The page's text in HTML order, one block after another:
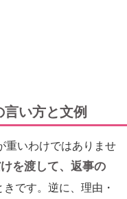
い方と文例
重いわけではありませ
を渡して、返事の
きです。逆に、理由・